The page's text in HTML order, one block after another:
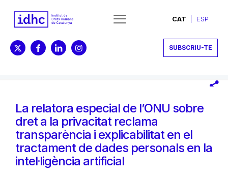
CAT ESP
SUBSCRIU-TE
La relatora especial de l’ONU sobre
dret a la privacitat reclama
transparència i explicabilitat en el
tractament de dades personals en la
intel·ligència artificial